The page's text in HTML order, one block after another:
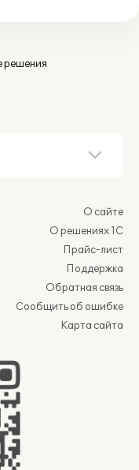
решения
О сайте
О решениях 1С
Прайс-лист
Поддержка
Обратная связь
Сообщить об ошибке
Карта сайта